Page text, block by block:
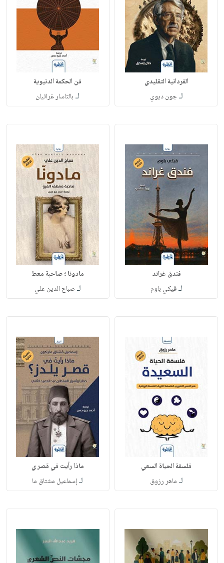
الفردانية التقليدي
لـجون ديوي
فن الحكمة الدنيوية
لـ بالتاسار غراثيان
فندق غراند
لـفيكي باوم
مادونا ؛ صاحبة معط
لـ صباح الدين علي
فلسفة الحياة السعي
لـ ماهر رزوق
ماذا رأيت في قصر ي
لـإسماعيل مشتاق ما